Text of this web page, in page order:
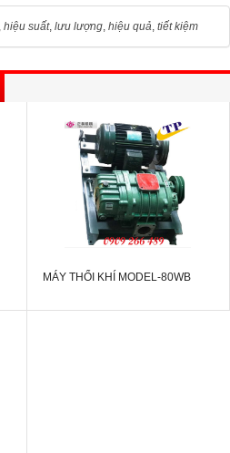
hiệu suất, lưu lượng hiệu quả tiết kiệm
MÁY THỔI KHÍ MODEL-80WB